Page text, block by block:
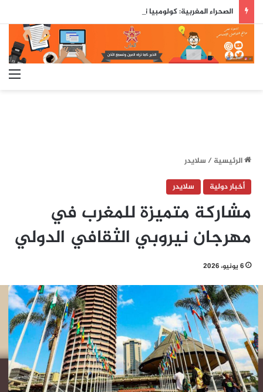
الرئيسية/ سلايدر
أخبار دولية
سلايدر
مشاركة متميزة للمغرب في
مهرجان نيروبي الثقافي الدولي
6 يونيو، 2026